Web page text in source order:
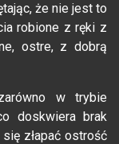
że nie jest to
robione z ręki z
ostre, z dobrą
w trybie
doskwiera brak
złapać ostrość